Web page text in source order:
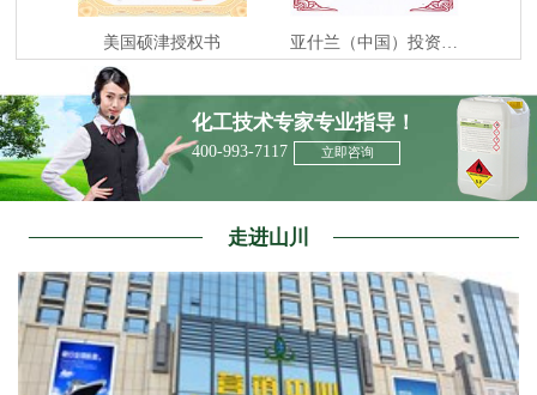
美国硕津授权书
亚什兰胶衣不错，不变色 与山川合作非常省心
化工技术专家专业指导！
400-993-7117 立即咨询
走进山川